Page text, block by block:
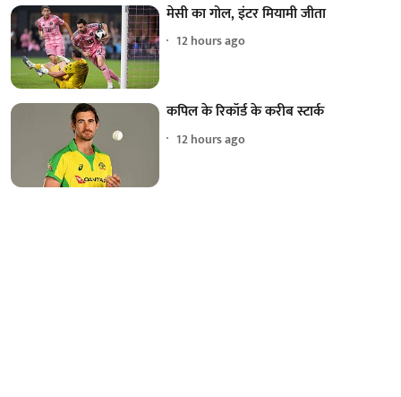
मेसी का गोल, इंटर मियामी जीता
12 hours ago
कपिल के रिकॉर्ड के करीब स्टार्क
12 hours ago